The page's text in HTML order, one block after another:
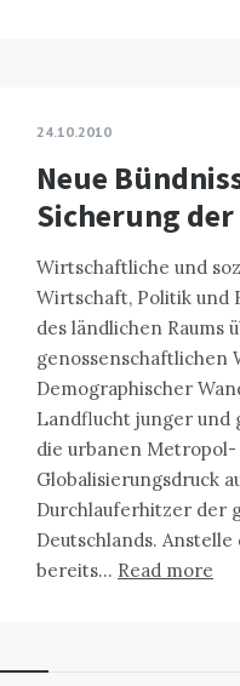
24.10.2010
Neue
Sicherung
Wirtschaftliche und
Wirtschaft, Politik und
des ländlichen Raums
genossenschaftlichen
Demographischer
Landflucht junger und
die urbanen Metropol-
Globalisierungsdruck
Durchlauferhitzer der
Deutschlands.
bereits… Read more